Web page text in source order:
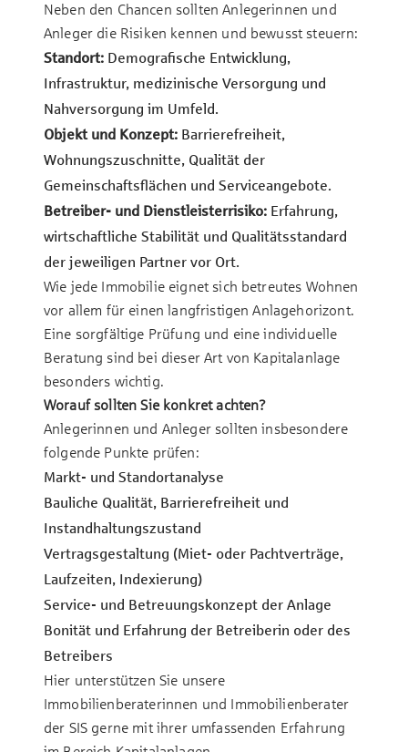
Neben den Chancen sollten Anlegerinnen und
Anleger die Risiken kennen und bewusst steuern:
Standort: Demografische Entwicklung,
Infrastruktur, medizinische Versorgung und
Nahversorgung im Umfeld.
Objekt und Konzept: Barrierefreiheit,
Wohnungszuschnitte, Qualität der
Gemeinschaftsflächen und Serviceangebote.
Betreiber- und Dienstleisterrisiko: Erfahrung,
wirtschaftliche Stabilität und Qualitätsstandard
der jeweiligen Partner vor Ort.
Wie jede Immobilie eignet sich betreutes Wohnen
vor allem für einen langfristigen Anlagehorizont.
Eine sorgfältige Prüfung und eine individuelle
Beratung sind bei dieser Art von Kapitalanlage
besonders wichtig.
Worauf sollten Sie konkret achten?
Anlegerinnen und Anleger sollten insbesondere
folgende Punkte prüfen:
Markt- und Standortanalyse
Bauliche Qualität, Barrierefreiheit und
Instandhaltungszustand
Vertragsgestaltung (Miet- oder Pachtverträge,
Laufzeiten, Indexierung)
Service- und Betreuungskonzept der Anlage
Bonität und Erfahrung der Betreiberin oder des
Betreibers
Hier unterstützen Sie unsere
Immobilienberaterinnen und Immobilienberater
der SIS gerne mit ihrer umfassenden Erfahrung